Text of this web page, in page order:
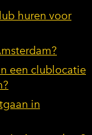
huren voor
een clublocatie
in